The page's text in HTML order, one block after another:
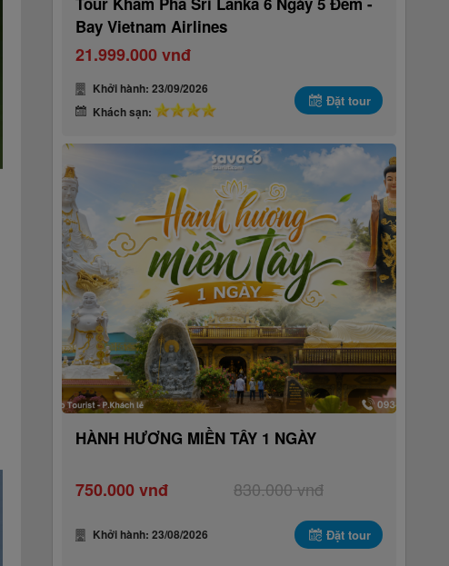
Bay Vietnam Airlines
21.999.000 vnđ
Khởi hành: 23/09/2026
Khách sạn:
Đặt tour
HÀNH HƯƠNG MIỀN TÂY 1 NGÀY
750.000 vnđ 830.000 vnđ
Khởi hành: 23/08/2026 Đặt tour